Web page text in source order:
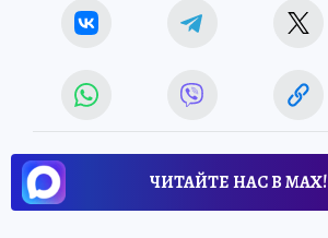
ЧИТАЙТЕ НАС В МАХ!